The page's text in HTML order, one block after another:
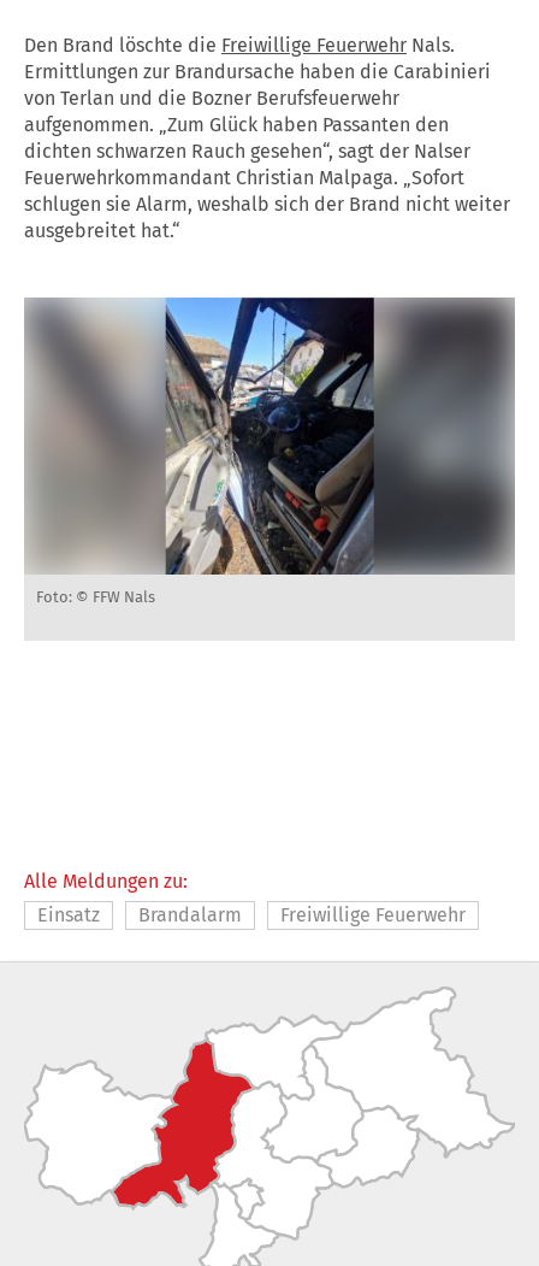
Den Brand löschte die Freiwillige Feuerwehr Nals.
Ermittlungen zur Brandursache haben die Carabinieri
von Terlan und die Bozner Berufsfeuerwehr
aufgenommen. „Zum Glück haben Passanten den
dichten schwarzen Rauch gesehen“, sagt der Nalser
Feuerwehrkommandant Christian Malpaga. „Sofort
schlugen sie Alarm, weshalb sich der Brand nicht weiter
ausgebreitet hat.“
Foto: © FFW Nals
Alle Meldungen zu:
Einsatz
Brandalarm Freiwillige Feuerwehr